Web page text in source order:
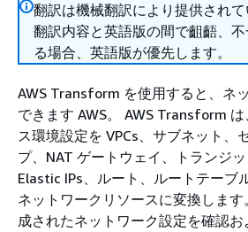
翻訳は機械翻訳により提供され
翻訳内容と英語版の間で齟齬、
る場合、英語版が優先します。
AWS Transform を使用すると、ネ
できます AWS。 AWS Transform
ス環境設定を VPCs、サブネット、
プ、NAT ゲートウェイ、トランジッ
Elastic IPs、ルート、ルートテーブ
ネットワークリソースに変換しま
成されたネットワーク設定を確認お